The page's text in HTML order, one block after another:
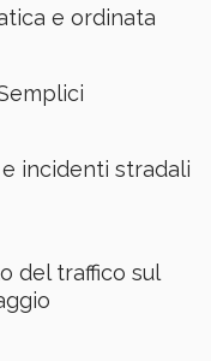
e ordinata
incidenti stradali
del traffico sul